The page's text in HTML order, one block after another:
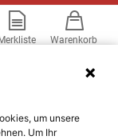
Merkliste Warenkorb
um unsere
Um Ihr